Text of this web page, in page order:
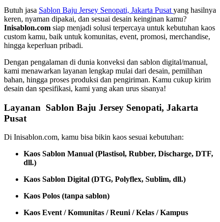
Butuh jasa Sablon Baju Jersey Senopati, Jakarta Pusat yang hasilnya
keren, nyaman dipakai, dan sesuai desain keinginan kamu?
Inisablon.com siap menjadi solusi terpercaya untuk kebutuhan kaos
custom kamu, baik untuk komunitas, event, promosi, merchandise,
hingga keperluan pribadi.
Dengan pengalaman di dunia konveksi dan sablon digital/manual,
kami menawarkan layanan lengkap mulai dari desain, pemilihan
bahan, hingga proses produksi dan pengiriman. Kamu cukup kirim
desain dan spesifikasi, kami yang akan urus sisanya!
Layanan Sablon Baju Jersey Senopati, Jakarta
Pusat
Di Inisablon.com, kamu bisa bikin kaos sesuai kebutuhan:
Kaos Sablon Manual (Plastisol, Rubber, Discharge, DTF,
dll.)
Kaos Sablon Digital (DTG, Polyflex, Sublim, dll.)
Kaos Polos (tanpa sablon)
Kaos Event / Komunitas / Reuni / Kelas / Kampus